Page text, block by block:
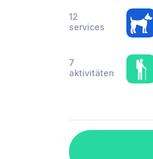
12
services
7
aktivitäten